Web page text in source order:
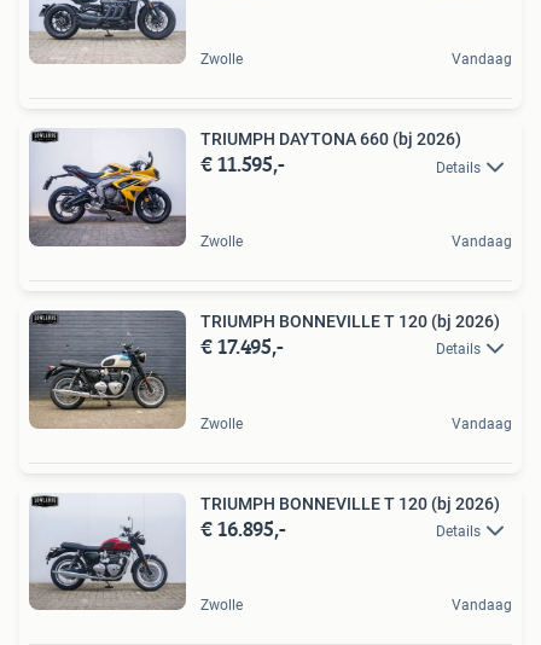
Zwolle Vandaag
TRIUMPH DAYTONA 660 (bj 2026)
€ 11.595,- Details
Zwolle Vandaag
TRIUMPH BONNEVILLE T 120 (bj 2026)
€ 17.495,- Details
Zwolle Vandaag
TRIUMPH BONNEVILLE T 120 (bj 2026)
€ 16.895,- Details
Zwolle Vandaag